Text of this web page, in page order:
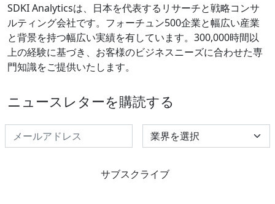
SDKI Analyticsは、日本を代表するリサーチと戦略コンサ
ルティング会社です。フォーチュン500企業と幅広い産業
と背景を持つ幅広い実績を有しています。300,000時間以
上の経験に基づき、お客様のビジネスニーズに合わせた専
門知識をご提供いたします。
ニュースレターを購読する
Select Industry
サブスクライブ